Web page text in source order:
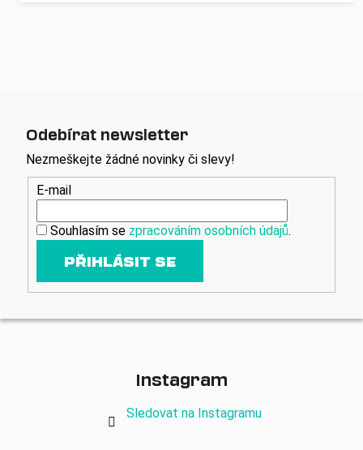
Odebírat newsletter
Nezmeškejte žádné novinky či slevy!
E-mail
Souhlasím se zpracováním osobních údajů.
PŘIHLÁSIT SE
Instagram
Sledovat na Instagramu